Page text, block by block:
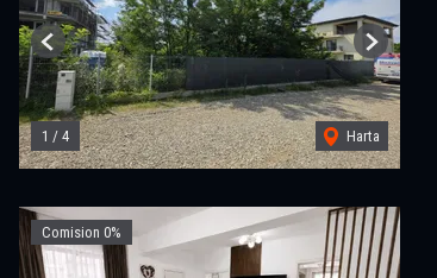
1 / 4 Harta
Previous Next
Comision 0%